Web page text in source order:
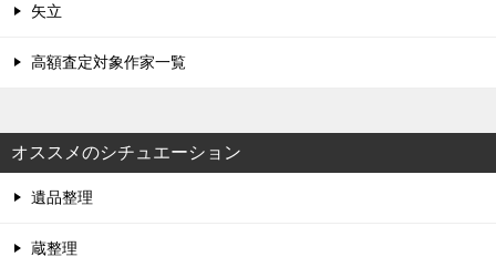
矢立
高額査定対象作家一覧
オススメのシチュエーション
遺品整理
蔵整理